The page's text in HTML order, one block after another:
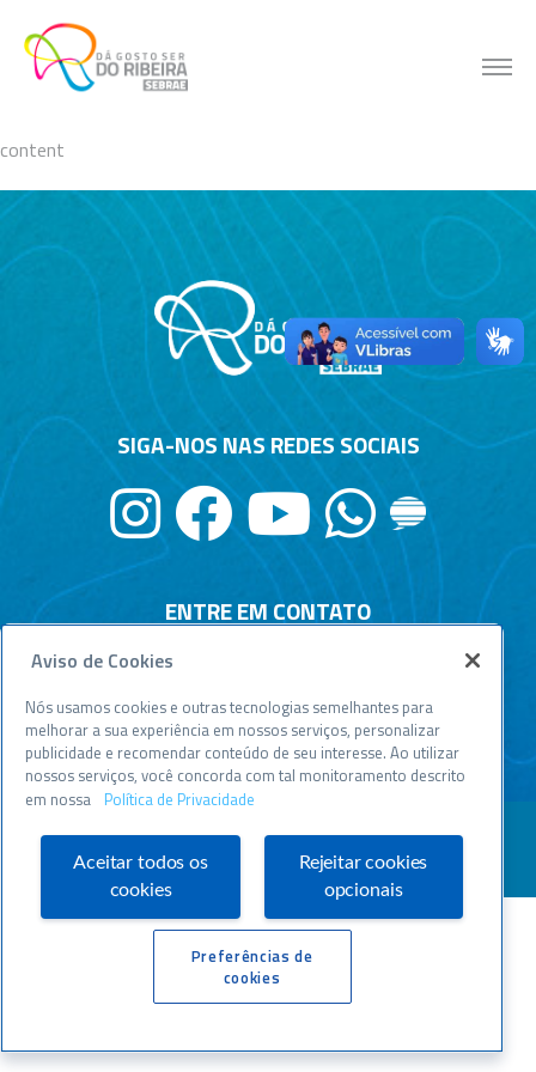
content
content
ENTRE EM CONTATO
Central de relacionamento
0800 570 0800
WWW.SEBRAESP.COM.BR
SIGA-NOS NAS REDES SOCIAIS
Aviso de Cookies
Nós usamos cookies e outras tecnologias semelhantes para
melhorar a sua experiência em nossos serviços, personalizar
publicidade e recomendar conteúdo de seu interesse. Ao utilizar
nossos serviços, você concorda com tal monitoramento descrito
em nossa Política de Privacidade
Aceitar todos os
cookies
Rejeitar cookies
opcionais
Preferências de
cookies